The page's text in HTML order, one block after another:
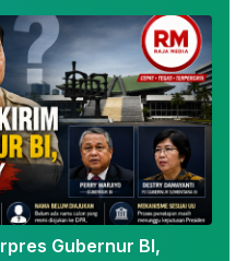
Gubernur BI,